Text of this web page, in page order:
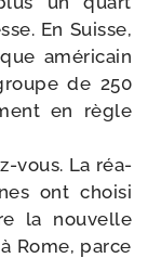
En Suisse,
amé­ri­cain
de 250
en règle
​vous. La réa­
ont choi­si
la nou­velle
Rome, parce